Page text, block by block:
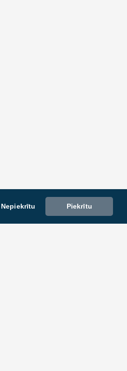
Nepiekrītu Piekrītu